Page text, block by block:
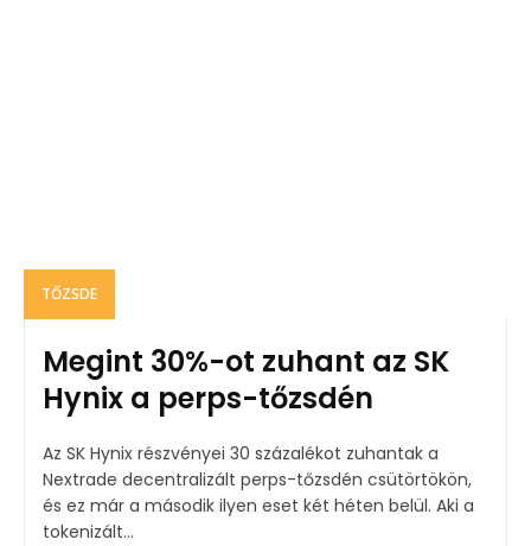
TŐZSDE
Megint 30%-ot zuhant az SK
Hynix a perps-tőzsdén
Az SK Hynix részvényei 30 százalékot zuhantak a
Nextrade decentralizált perps-tőzsdén csütörtökön,
és ez már a második ilyen eset két héten belül. Aki a
tokenizált...